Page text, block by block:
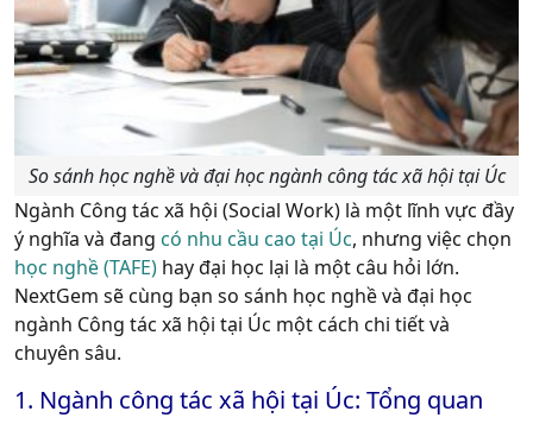
So sánh học nghề và đại học ngành công tác xã hội tại Úc
Ngành Công tác xã hội (Social Work) là một lĩnh vực đầy
ý nghĩa và đang có nhu cầu cao tại Úc, nhưng việc chọn
học nghề (TAFE) hay đại học lại là một câu hỏi lớn.
NextGem sẽ cùng bạn so sánh học nghề và đại học
ngành Công tác xã hội tại Úc một cách chi tiết và
chuyên sâu.
1. Ngành công tác xã hội tại Úc: Tổng quan